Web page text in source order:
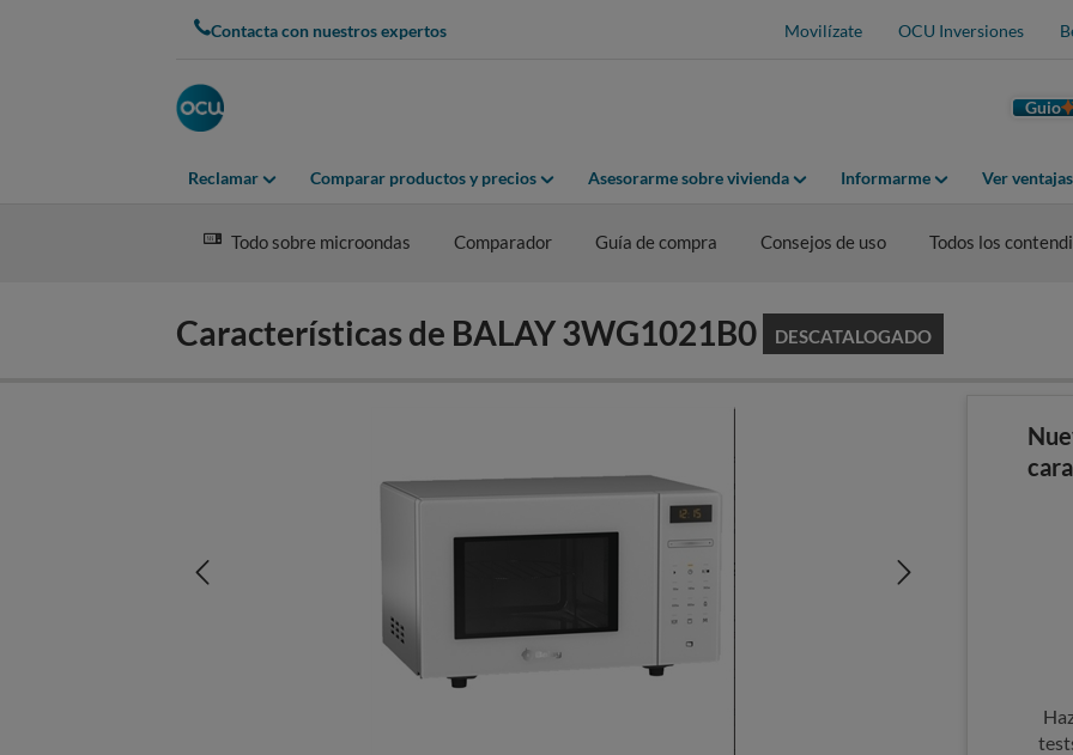
Contacta con nuestros expertos Movilízate OCU Inversiones
Guio
Reclamar Comparar productos y precios Asesorarme sobre vivienda Informarme Ver
Todo sobre microondas Comparador Guía de compra Consejos de uso Todos los
Características de BALAY 3WG1021B0 DESCATALOGADO